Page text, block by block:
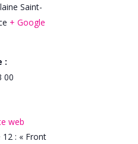
Saint-
+ Google
:
00
web
: « Front